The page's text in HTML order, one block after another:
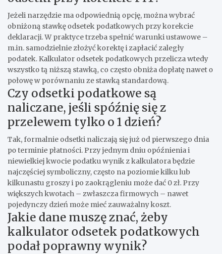
Jeżeli narzędzie ma odpowiednią opcję, można wybrać
obniżoną stawkę odsetek podatkowych przy korekcie
deklaracji. W praktyce trzeba spełnić warunki ustawowe –
m.in. samodzielnie złożyć korektę i zapłacić zaległy
podatek. Kalkulator odsetek podatkowych przelicza wtedy
wszystko tą niższą stawką, co często obniża dopłatę nawet o
połowę w porównaniu ze stawką standardową.
Czy odsetki podatkowe są
naliczane, jeśli spóźnię się z
przelewem tylko o 1 dzień?
Tak, formalnie odsetki naliczają się już od pierwszego dnia
po terminie płatności. Przy jednym dniu opóźnienia i
niewielkiej kwocie podatku wynik z kalkulatora będzie
najczęściej symboliczny, często na poziomie kilku lub
kilkunastu groszy i po zaokrągleniu może dać 0 zł. Przy
większych kwotach – zwłaszcza firmowych – nawet
pojedynczy dzień może mieć zauważalny koszt.
Jakie dane muszę znać, żeby
kalkulator odsetek podatkowych
podał poprawny wynik?